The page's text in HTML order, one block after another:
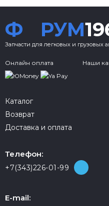
Ф РУМ
Запчасти для легковых и грузовых
Онлайн оплата Наши
Каталог
Возврат
Доставка и оплата
Телефон:
+7(343)226-01-99
E-mail: